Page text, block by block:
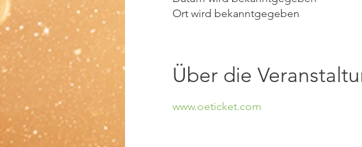
Ort wird bekanntgegeben
Über die
www.oeticket.com